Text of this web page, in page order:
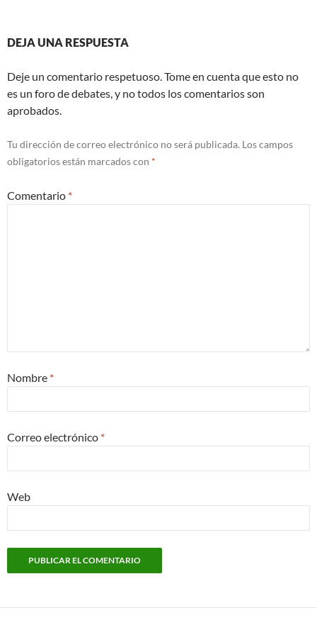
DEJA UNA RESPUESTA
Deje un comentario respetuoso. Tome en cuenta que esto no
es un foro de debates, y no todos los comentarios son
aprobados.
Tu dirección de correo electrónico no será publicada. Los campos
obligatorios están marcados con *
Comentario *
Nombre *
Correo electrónico *
Web